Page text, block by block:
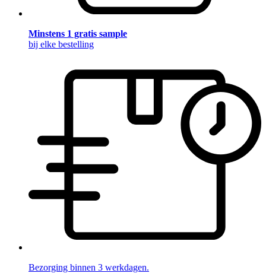
Minstens 1 gratis sample
bij elke bestelling
Bezorging binnen 3 werkdagen.